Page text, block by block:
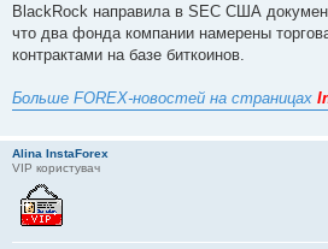
BlackRock направила в SEC США
что два фонда компании намерены
контрактами на базе биткоинов.
Больше FOREX-новостей на страницах
Alina InstaForex
VIP користувач